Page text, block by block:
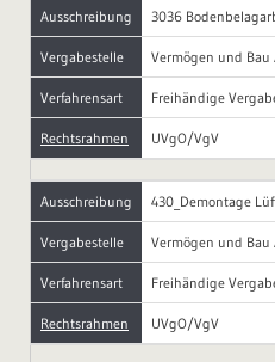
Ausschreibung 3036
Vergabestelle Vermögen und Bau
Verfahrensart Freihändige
Rechtsrahmen UVgO/VgV
Ausschreibung 430_Demontage
Vergabestelle Vermögen und Bau
Verfahrensart Freihändige
Rechtsrahmen UVgO/VgV